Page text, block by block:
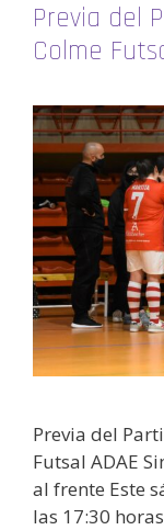
Previa del
Colme
Previa del
Futsal ADAE
al frente Este
las 17:30